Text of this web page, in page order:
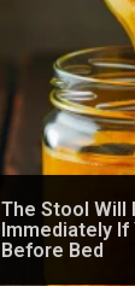
The Stool Will
Immediately If
Before Bed